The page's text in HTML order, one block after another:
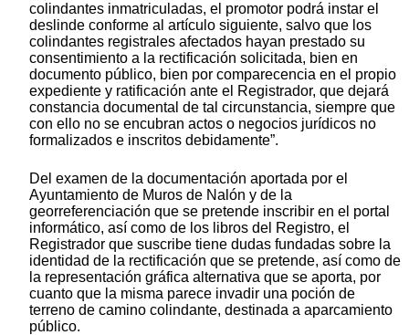
colindantes inmatriculadas, el promotor podrá instar el
deslinde conforme al artículo siguiente, salvo que los
colindantes registrales afectados hayan prestado su
consentimiento a la rectificación solicitada, bien en
documento público, bien por comparecencia en el propio
expediente y ratificación ante el Registrador, que dejará
constancia documental de tal circunstancia, siempre que
con ello no se encubran actos o negocios jurídicos no
formalizados e inscritos debidamente”.
Del examen de la documentación aportada por el
Ayuntamiento de Muros de Nalón y de la
georreferenciación que se pretende inscribir en el portal
informático, así como de los libros del Registro, el
Registrador que suscribe tiene dudas fundadas sobre la
identidad de la rectificación que se pretende, así como de
la representación gráfica alternativa que se aporta, por
cuanto que la misma parece invadir una poción de
terreno de camino colindante, destinada a aparcamiento
público.